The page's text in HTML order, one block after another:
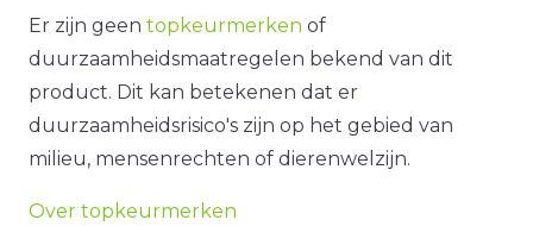
Er zijn geen topkeurmerken of
duurzaamheidsmaatregelen bekend van dit
product. Dit kan betekenen dat er
duurzaamheidsrisico's zijn op het gebied van
milieu, mensenrechten of dierenwelzijn.
Over topkeurmerken